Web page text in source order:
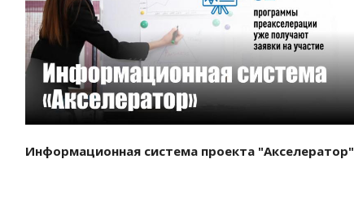
Смотреть проект
Информационная система проекта "Акселератор"